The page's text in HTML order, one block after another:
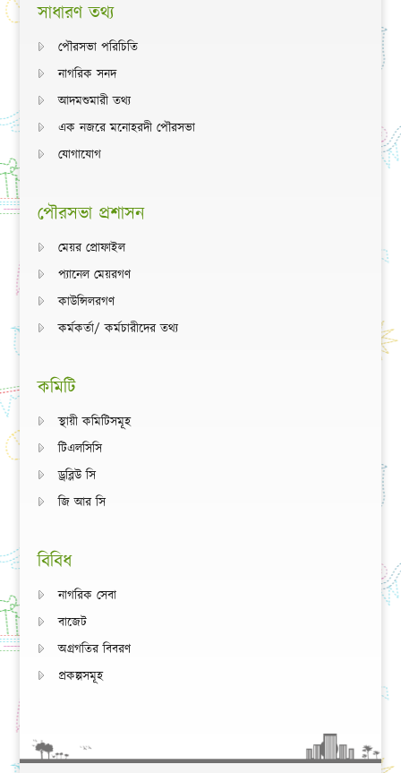
সাধারণ তথ্য
পৌরসভা পরিচিতি
নাগরিক সনদ
আদমশুমারী তথ্য
এক নজরে মনোহরদী পৌরসভা
যোগাযোগ
পৌরসভা প্রশাসন
মেয়র প্রোফাইল
প্যানেল মেয়রগণ
কাউন্সিলরগণ
কর্মকর্তা/ কর্মচারীদের তথ্য
কমিটি
স্থায়ী কমিটিসমূহ
টিএলসিসি
ড্রব্লিউ সি
জি আর সি
বিবিধ
নাগরিক সেবা
বাজেট
অগ্রগতির বিবরণ
প্রকল্পসমূহ